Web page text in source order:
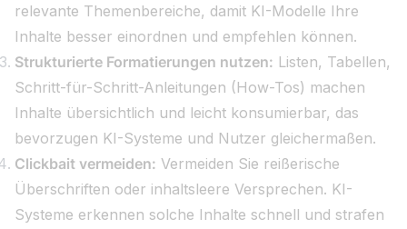
relevante Themenbereiche, damit KI-Modelle Ihre
Inhalte besser einordnen und empfehlen können.
Strukturierte Formatierungen nutzen: Listen, Tabellen,
Schritt-für-Schritt-Anleitungen (How-Tos) machen
Inhalte übersichtlich und leicht konsumierbar, das
bevorzugen KI-Systeme und Nutzer gleichermaßen.
Clickbait vermeiden: Vermeiden Sie reißerische
Überschriften oder inhaltsleere Versprechen. KI-
Systeme erkennen solche Inhalte schnell und strafen